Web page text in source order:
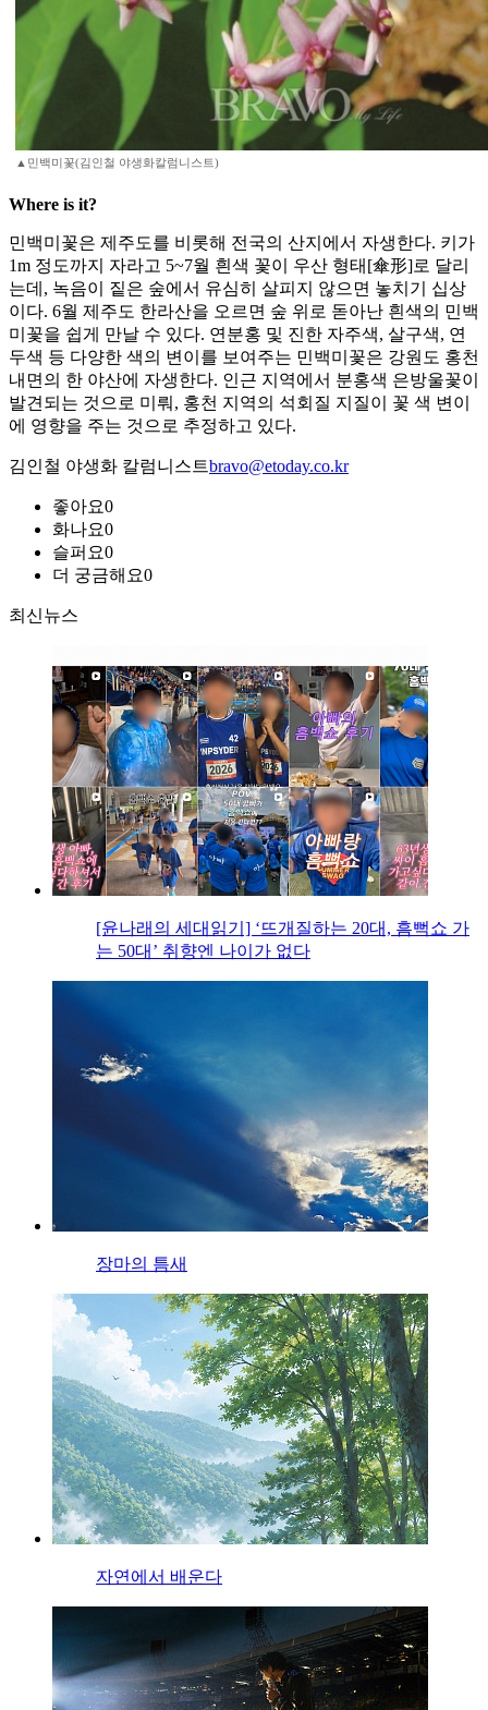
▲민백미꽃(김인철 야생화칼럼니스트)
Where is it?
민백미꽃은 제주도를 비롯해 전국의 산지에서 자생한다. 키가
1m 정도까지 자라고 5~7월 흰색 꽃이 우산 형태[傘形]로 달리
는데, 녹음이 짙은 숲에서 유심히 살피지 않으면 놓치기 십상
이다. 6월 제주도 한라산을 오르면 숲 위로 돋아난 흰색의 민백
미꽃을 쉽게 만날 수 있다. 연분홍 및 진한 자주색, 살구색, 연
두색 등 다양한 색의 변이를 보여주는 민백미꽃은 강원도 홍천
내면의 한 야산에 자생한다. 인근 지역에서 분홍색 은방울꽃이
발견되는 것으로 미뤄, 홍천 지역의 석회질 지질이 꽃 색 변이
에 영향을 주는 것으로 추정하고 있다.
김인철 야생화 칼럼니스트bravo@etoday.co.kr
좋아요0
화나요0
슬퍼요0
더 궁금해요0
최신뉴스
[윤나래의 세대읽기] ‘뜨개질하는 20대, 흠뻑쇼 가
는 50대’ 취향엔 나이가 없다
장마의 틈새
자연에서 배운다